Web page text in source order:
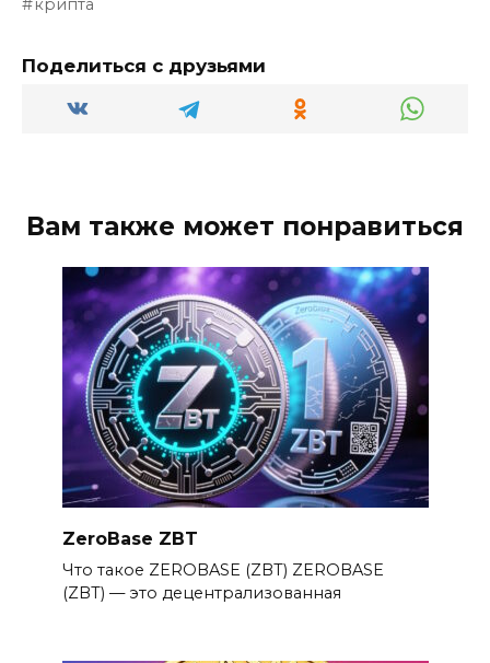
Поделиться с друзьями
Вам также может понравиться
ZeroBase ZBT
Что такое ZEROBASE (ZBT) ZEROBASE
(ZBT) — это децентрализованная